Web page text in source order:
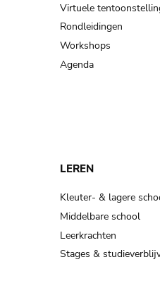
Virtuele
Rondleidingen
Workshops
Agenda
LEREN
Kleuter- & lagere
Middelbare school
Leerkrachten
Stages &